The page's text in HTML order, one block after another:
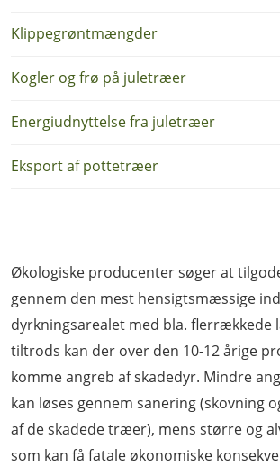
Klippegrøntmængder
Kogler og frø på juletræer
Energiudnyttelse fra juletræer
Eksport af pottetræer
Økologiske producenter søger at
gennem den mest hensigtsmæssige
dyrkningsarealet med bla. flerrækkede
tiltrods kan der over den 10-12 årige
komme angreb af skadedyr. Mindre
kan løses gennem sanering (skovning
af de skadede træer), mens større og
som kan få fatale økonomiske